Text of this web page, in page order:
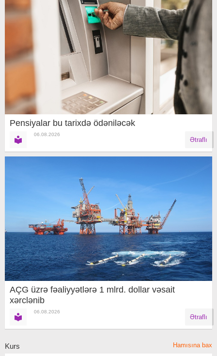
Pensiyalar bu tarixdə ödəniləcək
06.08.2026
Ətraflı
AÇG üzrə fəaliyyətlərə 1 mlrd. dollar vəsait
xərclənib
06.08.2026
Ətraflı
Kurs Hamısına bax